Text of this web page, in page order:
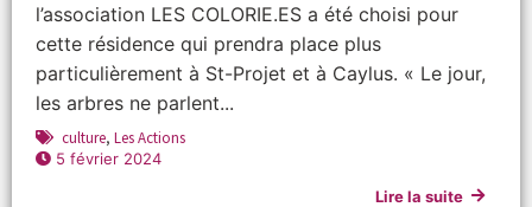
l’association LES COLORIE.ES a été choisi pour
cette résidence qui prendra place plus
particulièrement à St-Projet et à Caylus. « Le jour,
les arbres ne parlent...
culture, Les Actions
5 février 2024
Lire la suite